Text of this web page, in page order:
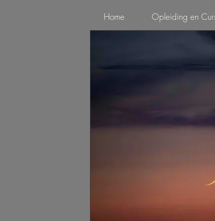
Home Opleiding en